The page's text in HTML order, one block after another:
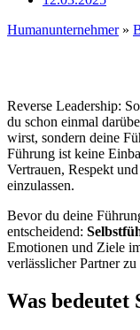
Humanunternehmer»
Reverse Leadership:
du schon einmal
wirst, sondern deine
Führung ist keine
Vertrauen, Respekt
einzulassen.
Bevor du deine
entscheidend:
Emotionen und Ziele
verlässlicher Partner zu
Was